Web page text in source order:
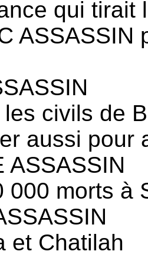
qui tirait
ASSASSIN
civils de
aussi pour
ASSASSIN
000 morts à
et Chatilah